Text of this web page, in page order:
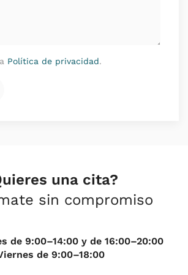
Política de privacidad.
una cita?
sin compromiso
de 9:00–14:00 y de 16:00–20:00
de 9:00–18:00